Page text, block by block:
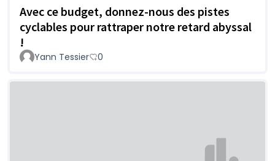
Avec ce budget, donnez-nous des pistes
cyclables pour rattraper notre retard abyssal
!
Yann Tessier 0